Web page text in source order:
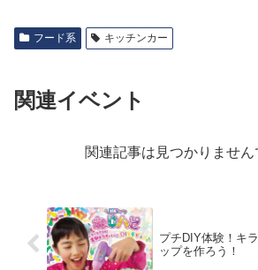
フード系 キッチンカー
関連イベント
関連記事は見つかりません
プチDIY体験！キ
ップを作ろう！